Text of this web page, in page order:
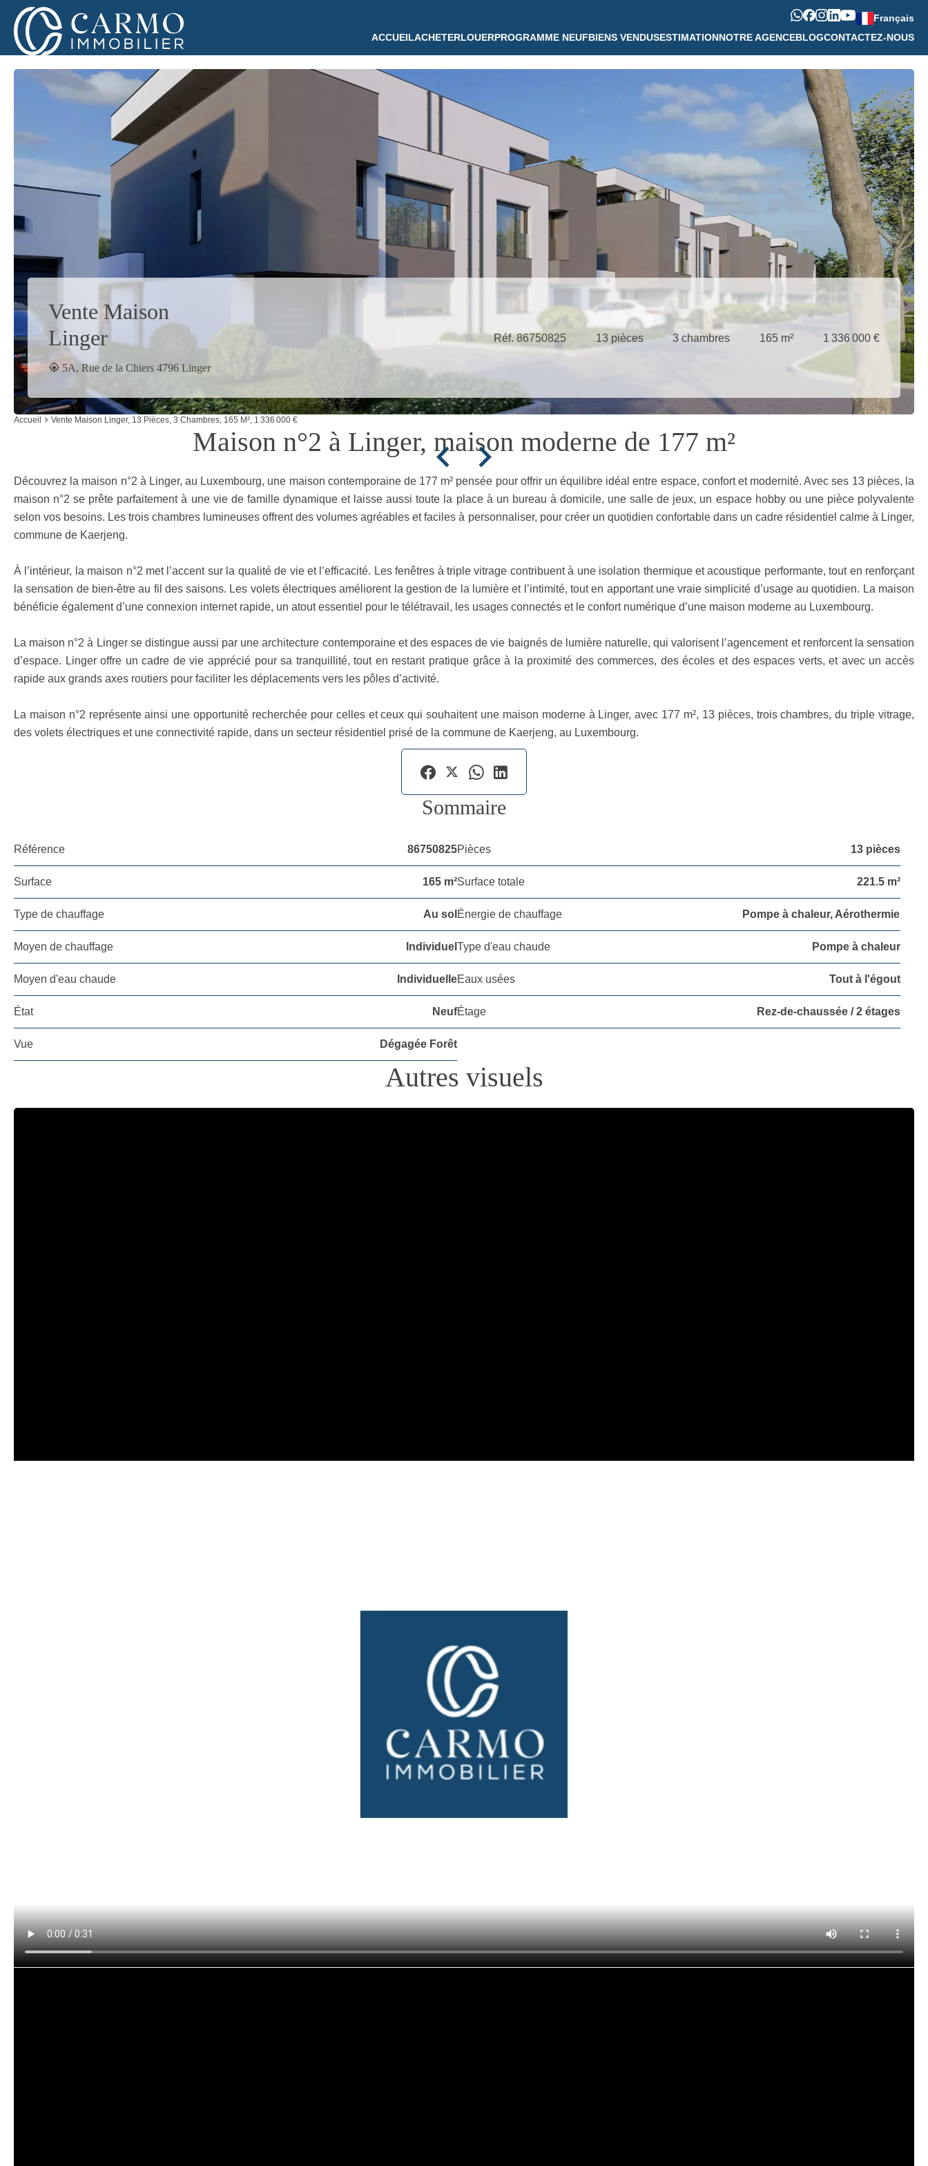
Français
ACCUEILACHETERLOUERPROGRAMME NEUFBIENS VENDUSESTIMATIONNOTRE AGENCEBLOGCONTACTEZ-NOUS
Vente Maison
Linger
5A, Rue de la Chiers 4796 Linger
Réf. 86750825 13 pièces 3 chambres 165 m² 1 336 000 €
Accueil Vente Maison Linger, 13 Pièces, 3 Chambres, 165 M², 1 336 000 €
Maison n°2 à Linger, maison moderne de 177 m²
Découvrez la maison n°2 à Linger, au Luxembourg, une maison contemporaine de 177 m² pensée pour offrir un équilibre idéal entre espace, confort et modernité. Avec ses 13 pièces, la
maison n°2 se prête parfaitement à une vie de famille dynamique et laisse aussi toute la place à un bureau à domicile, une salle de jeux, un espace hobby ou une pièce polyvalente
selon vos besoins. Les trois chambres lumineuses offrent des volumes agréables et faciles à personnaliser, pour créer un quotidien confortable dans un cadre résidentiel calme à Linger,
commune de Kaerjeng.
À l’intérieur, la maison n°2 met l’accent sur la qualité de vie et l’efficacité. Les fenêtres à triple vitrage contribuent à une isolation thermique et acoustique performante, tout en renforçant
la sensation de bien-être au fil des saisons. Les volets électriques améliorent la gestion de la lumière et l’intimité, tout en apportant une vraie simplicité d’usage au quotidien. La maison
bénéficie également d’une connexion internet rapide, un atout essentiel pour le télétravail, les usages connectés et le confort numérique d’une maison moderne au Luxembourg.
La maison n°2 à Linger se distingue aussi par une architecture contemporaine et des espaces de vie baignés de lumière naturelle, qui valorisent l’agencement et renforcent la sensation
d’espace. Linger offre un cadre de vie apprécié pour sa tranquillité, tout en restant pratique grâce à la proximité des commerces, des écoles et des espaces verts, et avec un accès
rapide aux grands axes routiers pour faciliter les déplacements vers les pôles d’activité.
La maison n°2 représente ainsi une opportunité recherchée pour celles et ceux qui souhaitent une maison moderne à Linger, avec 177 m², 13 pièces, trois chambres, du triple vitrage,
des volets électriques et une connectivité rapide, dans un secteur résidentiel prisé de la commune de Kaerjeng, au Luxembourg.
Sommaire
Référence 86750825Pièces 13 pièces
Surface 165 m²Surface totale 221.5 m²
Type de chauffage Au sol Énergie de chauffage Pompe à chaleur, Aérothermie
Moyen de chauffage Individuel Type d'eau chaude Pompe à chaleur
Moyen d'eau chaude IndividuelleEaux usées Tout à l'égout
État NeufÉtage Rez-de-chaussée / 2 étages
Vue Dégagée Forêt
Autres visuels